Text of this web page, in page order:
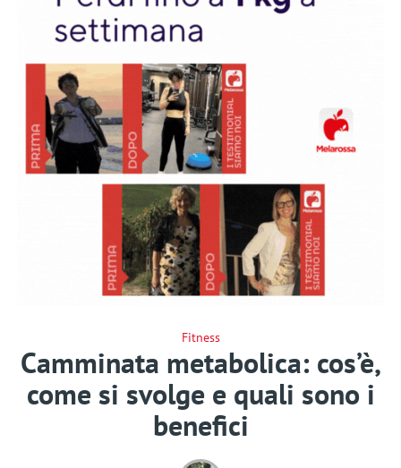
Fitness
Camminata metabolica: cos’è,
come si svolge e quali sono i
benefici